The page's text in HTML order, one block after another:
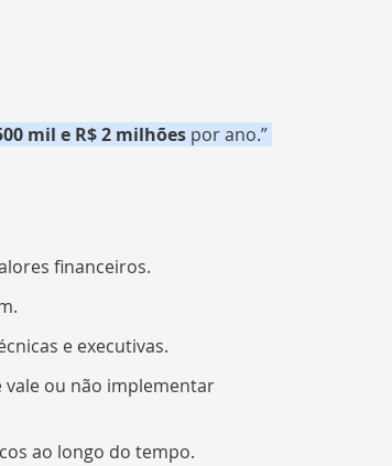
mil e R$ 2 milhões por ano.”
financeiros.
e executivas.
ou não implementar
ao longo do tempo.